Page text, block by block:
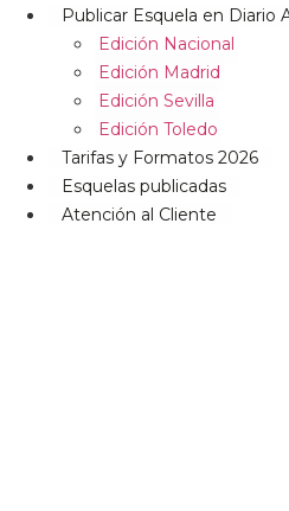
Publicar Esquela en Diario
Edición Nacional
Edición Madrid
Edición Sevilla
Edición Toledo
Tarifas y Formatos 2026
Esquelas publicadas
Atención al Cliente